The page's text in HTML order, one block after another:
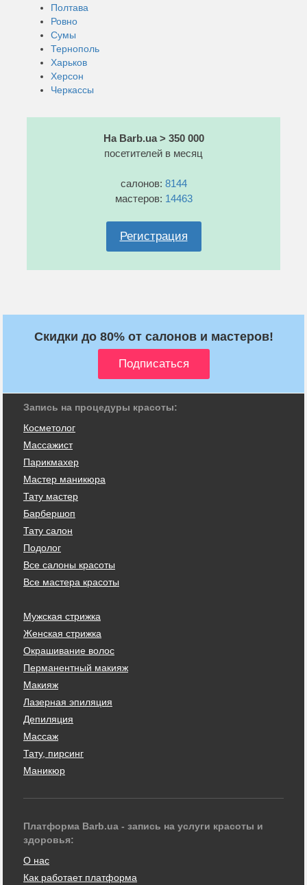
Полтава
Ровно
Сумы
Тернополь
Харьков
Херсон
Черкассы
На Barb.ua > 350 000
посетителей в месяц
салонов: 8144
мастеров: 14463
Регистрация
Скидки до 80% от салонов и мастеров!
Запись на процедуры красоты:
Косметолог
Массажист
Парикмахер
Мастер маникюра
Тату мастер
Барбершоп
Тату салон
Подолог
Все салоны красоты
Все мастера красоты
Мужская стрижка
Женская стрижка
Окрашивание волос
Перманентный макияж
Макияж
Лазерная эпиляция
Депиляция
Массаж
Тату, пирсинг
Маникюр
Платформа Barb.ua - запись на услуги красоты и
здоровья:
О нас
Как работает платформа